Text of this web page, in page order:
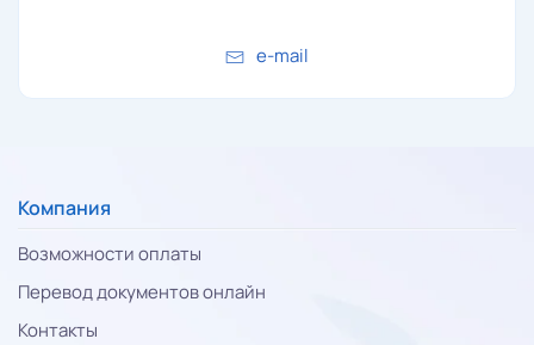
e-mail
Компания
Возможности оплаты
Перевод документов онлайн
Контакты